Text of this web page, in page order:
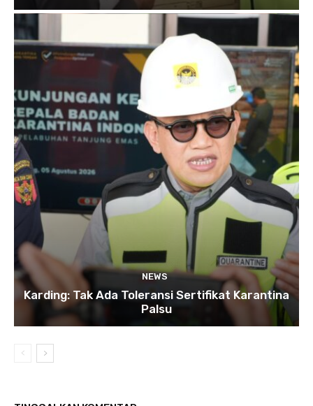
NEWS
Karding: Tak Ada Toleransi Sertifikat Karantina
Palsu